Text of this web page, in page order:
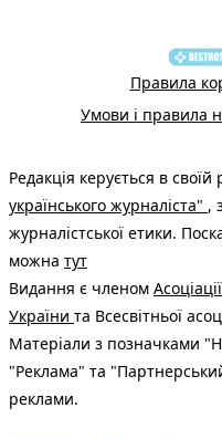
Правила
Умови і правила
Редакція керується в своїй
українського журналіста" ,
журналістської етики.
можна тут
Видання є членом
України та Всесвітньої
Матеріали з позначками
"Реклама" та
реклами.